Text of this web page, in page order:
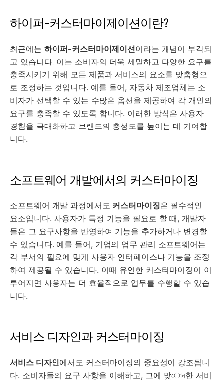
하이퍼-커스터마이제이션이란?
최근에는 하이퍼-커스터마이제이션이라는 개념이 부각되
고 있습니다. 이는 소비자의 더욱 세밀하고 다양한 요구를
충족시키기 위해 모든 제품과 서비스의 요소를 맞춤형으
로 조정하는 것입니다. 예를 들어, 자동차 제조업체는 소
비자가 선택할 수 있는 수많은 옵션을 제공하여 각 개인의
요구를 충족할 수 있도록 합니다. 이러한 방식은 사용자
경험을 극대화하고 브랜드의 충성도를 높이는 데 기여합
니다.
소프트웨어 개발에서의 커스터마이징
소프트웨어 개발 과정에서도 커스터마이징은 필수적인
요소입니다. 사용자가 특정 기능을 필요로 할 때, 개발자
들은 그 요구사항을 반영하여 기능을 추가하거나 변경할
수 있습니다. 예를 들어, 기업의 업무 관리 소프트웨어는
각 부서의 필요에 맞게 사용자 인터페이스나 기능을 조정
하여 제공될 수 있습니다. 이때 유연한 커스터마이징이 이
루어지면 사용자는 더 효율적으로 업무를 수행할 수 있습
니다.
서비스 디자인과 커스터마이징
서비스 디자인에서도 커스터마이징의 중요성이 강조됩니
다. 소비자들의 요구 사항을 이해하고, 그에 맞োন한 서비